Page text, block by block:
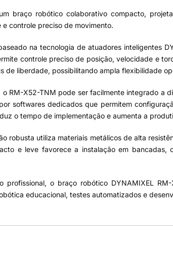
braço robótico colaborativo compacto,
e controle preciso de movimento.
na tecnologia de atuadores inteligentes
controle preciso de posição, velocidade e
de liberdade, possibilitando ampla flexibilidade
o RM-X52-TNM pode ser facilmente integrado a
softwares dedicados que permitem
o tempo de implementação e aumenta a
robusta utiliza materiais metálicos de alta
e leve favorece a instalação em bancadas,
profissional, o braço robótico DYNAMIXEL
educacional, testes automatizados e